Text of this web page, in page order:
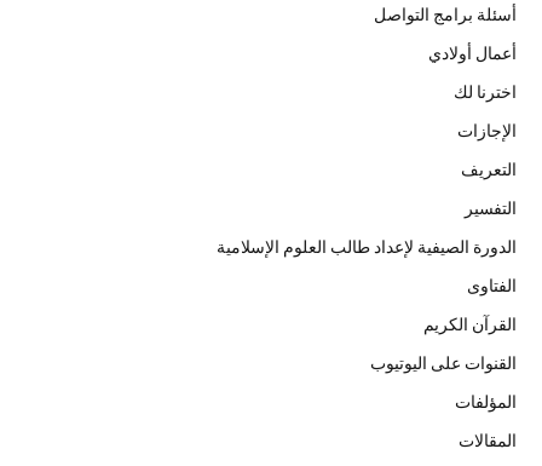
أسئلة برامج التواصل
أعمال أولادي
اخترنا لك
الإجازات
التعريف
التفسير
الدورة الصيفية لإعداد طالب العلوم الإسلامية
الفتاوى
القرآن الكريم
القنوات على اليوتيوب
المؤلفات
المقالات